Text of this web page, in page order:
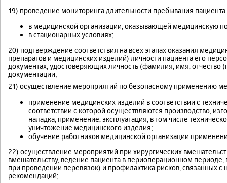
19) проведение мониторинга длительности пребывания пациента
в медицинской организации, оказывающей медицинскую
в стационарных условиях;
20) подтверждение соответствия на всех этапах оказания
препаратов и медицинских изделий) личности пациента его
документах, удостоверяющих личность (фамилия, имя, отчество
документации;
21) осуществление мероприятий по безопасному применению
применение медицинских изделий в соответствии с
соответствии с которой осуществляются производство,
наладка, применение, эксплуатация, в том числе
уничтожение медицинского изделия;
обучение работников медицинской организации
22) осуществление мероприятий при хирургических
вмешательству, ведение пациента в периоперационном
при проведении перевязок) и профилактика рисков, связанных с
рекомендаций;